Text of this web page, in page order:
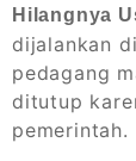
Hilangnya
dijalankan
pedagang
ditutup
pemerintah.